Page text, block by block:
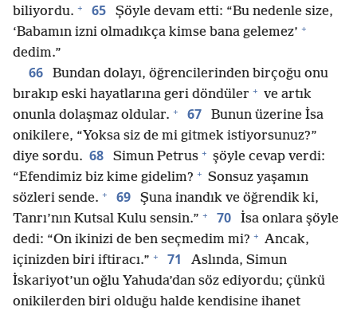
biliyordu. + 65
Şöyle devam etti: “Bu nedenle size,
‘Babamın izni olmadıkça kimse bana gelemez’ +
dedim.”
66
Bundan dolayı, öğrencilerinden birçoğu onu
bırakıp eski hayatlarına geri döndüler + ve artık
onunla dolaşmaz oldular. + 67
Bunun üzerine İsa
onikilere, “Yoksa siz de mi gitmek istiyorsunuz?”
diye sordu. 68 Simun Petrus + şöyle cevap verdi:
“Efendimiz biz kime gidelim? + Sonsuz yaşamın
sözleri sende. + 69
Şuna inandık ve öğrendik ki,
Tanrı’nın Kutsal Kulu sensin.” + 70
İsa onlara şöyle
dedi: “On ikinizi de ben seçmedim mi? + Ancak,
içinizden biri iftiracı.” + 71
Aslında, Simun
İskariyot’un oğlu Yahuda’dan söz ediyordu; çünkü
onikilerden biri olduğu halde kendisine ihanet